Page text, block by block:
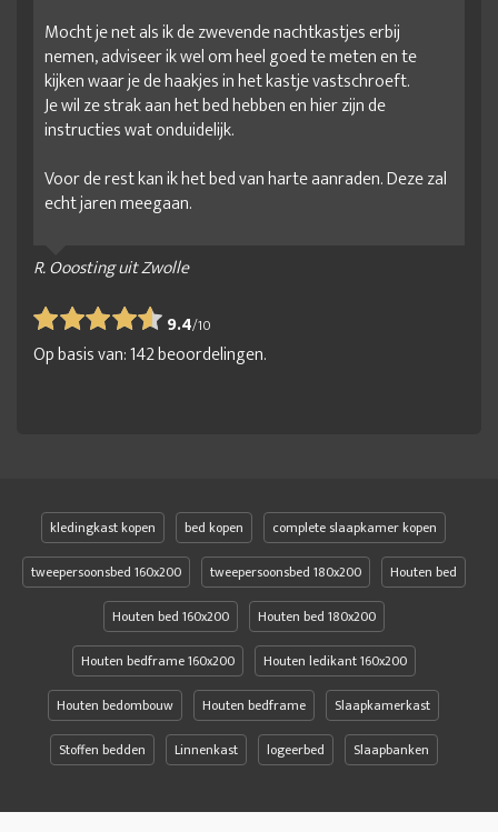
Mocht je net als ik de zwevende nachtkastjes erbij
nemen, adviseer ik wel om heel goed te meten en te
kijken waar je de haakjes in het kastje vastschroeft.
Je wil ze strak aan het bed hebben en hier zijn de
instructies wat onduidelijk.
Voor de rest kan ik het bed van harte aanraden. Deze zal
echt jaren meegaan.
R. Ooosting uit Zwolle
9.4/10
Op basis van:142beoordelingen.
kledingkast kopen bed kopen
complete slaapkamer kopen
tweepersoonsbed 160x200
tweepersoonsbed 180x200
Houten bed
Houten bed 160x200
Houten bed 180x200
Houten bedframe 160x200
Houten ledikant 160x200
Houten bedombouw
Houten bedframe
Slaapkamerkast
Stoffen bedden
Linnenkast logeerbed Slaapbanken